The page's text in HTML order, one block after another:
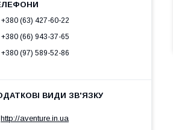
+380 (63) 427-60-22
+380 (66) 943-37-65
+380 (97) 589-52-86
http://aventure.in.ua